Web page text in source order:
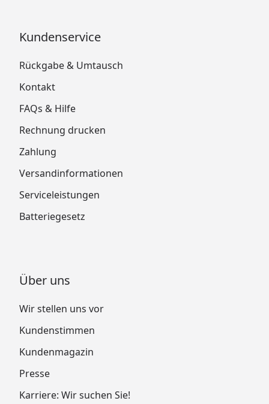
Kundenservice
Rückgabe & Umtausch
Kontakt
FAQs & Hilfe
Rechnung drucken
Zahlung
Versandinformationen
Serviceleistungen
Batteriegesetz
Über uns
Wir stellen uns vor
Kundenstimmen
Kundenmagazin
Presse
Karriere: Wir suchen Sie!